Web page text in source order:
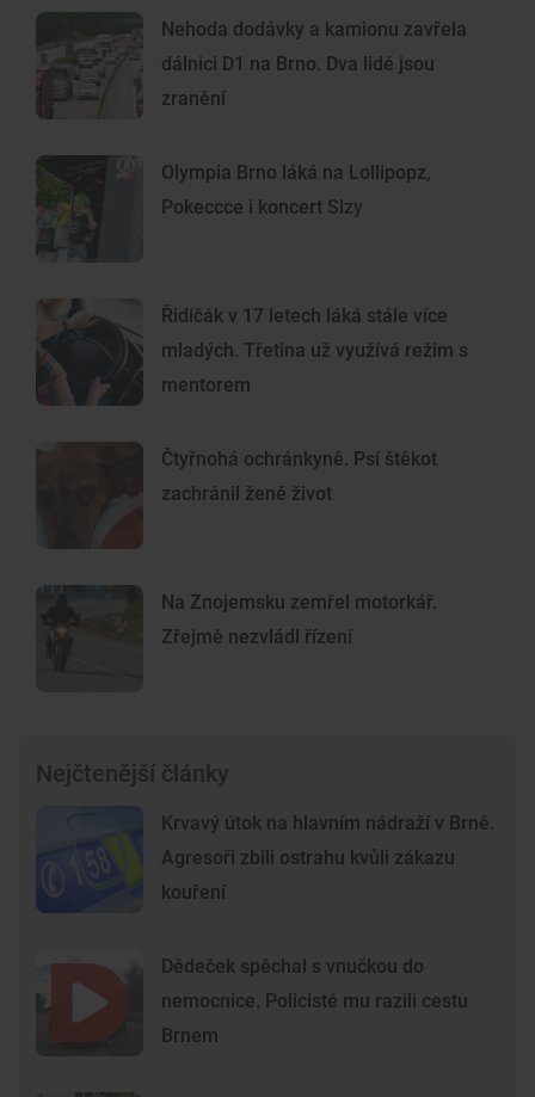
Nehoda dodávky a kamionu zavřela
dálnici D1 na Brno. Dva lidé jsou
zranění
Olympia Brno láká na Lollipopz,
Pokeccce i koncert Slzy
Řidičák v 17 letech láká stále více
mladých. Třetina už využívá režim s
mentorem
Čtyřnohá ochránkyně. Psí štěkot
zachránil ženě život
Na Znojemsku zemřel motorkář.
Zřejmě nezvládl řízení
Nejčtenější články
Krvavý útok na hlavním nádraží v Brně.
Agresoři zbili ostrahu kvůli zákazu
kouření
Dědeček spěchal s vnučkou do
nemocnice. Policisté mu razili cestu
Brnem